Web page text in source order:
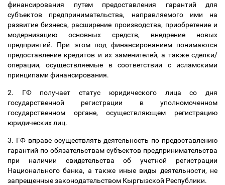
финансирования путем предоставления гарантий для
субъектов предпринимательства, направляемого ими на
развитие бизнеса, расширение производства, приобретение и
модернизацию основных средств, внедрение новых
предприятий. При этом под финансированием понимаются
предоставление кредитов и их заменителей, а также сделки/
операции, осуществляемые в соответствии с исламскими
принципами финансирования.
2. ГФ получает статус юридического лица со дня
государственной регистрации в уполномоченном
государственном органе, осуществляющем регистрацию
юридических лиц.
3. ГФ вправе осуществлять деятельность по предоставлению
гарантий по обязательствам субъектов предпринимательства
при наличии свидетельства об учетной регистрации
Национального банка, а также иные виды деятельности, не
запрещенные законодательством Кыргызской Республики.